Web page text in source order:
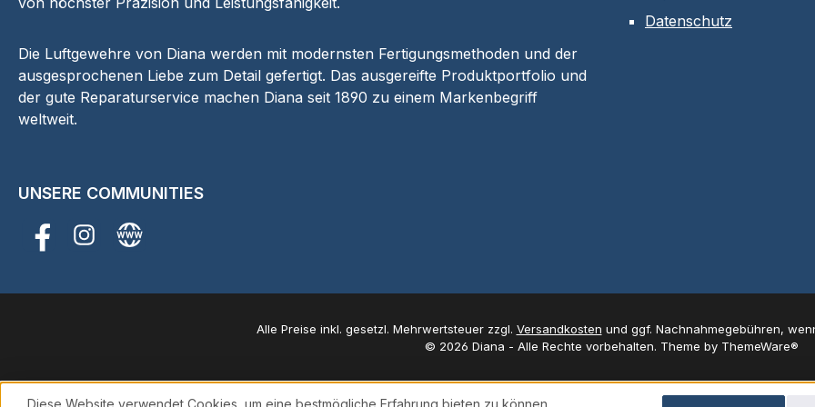
Die Luftgewehre von Diana werden mit modernsten Fertigungsmethoden und der
ausgesprochenen Liebe zum Detail gefertigt. Das ausgereifte Produktportfolio und
der gute Reparaturservice machen Diana seit 1890 zu einem Markenbegriff
weltweit.
Datenschutz
UNSERE COMMUNITIES
FacebookInstagramWebsite
Alle Preise inkl. gesetzl. Mehrwertsteuer zzgl. Versandkosten und ggf. Nachnahmegebühren,
© 2026 Diana - Alle Rechte vorbehalten. Theme by ThemeWare®
Diese Website verwendet Cookies, um eine bestmögliche Erfahrung bieten zu können.